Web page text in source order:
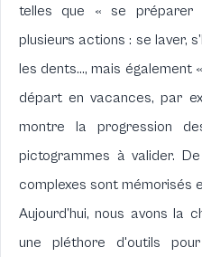
telles que « se préparer
plusieurs actions : se laver,
les dents…, mais également
départ en vacances, par
montre la progression
pictogrammes à valider.
complexes sont mémorisés
Aujourd’hui, nous avons la
une pléthore d'outils